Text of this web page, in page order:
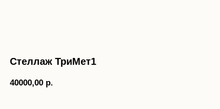
Стеллаж ТриМет1
40000,00 р.